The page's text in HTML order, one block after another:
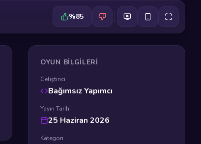
%85
OYUN BILGILERI
Geliştirici
Bağımsız Yapımcı
Yayın Tarihi
25 Haziran 2026
Kategori